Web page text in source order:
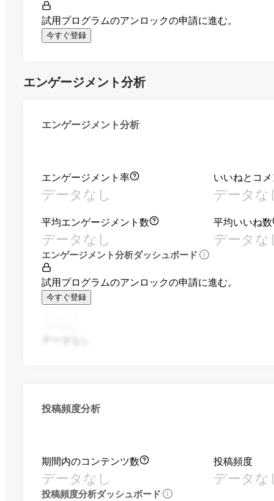
試用プログラムのアンロックの申請に進む。
今すぐ登録
エンゲージメント分析
エンゲージメント分析
エンゲージメント率
データなし
いいねとコ
データな
平均エンゲージメント数
データなし
平均いいね数
データな
エンゲージメント分析ダッシュボード
試用プログラムのアンロックの申請に進む。
今すぐ登録
投稿頻度分析
期間内のコンテンツ数
データなし
投稿頻度
データな
投稿頻度分析ダッシュボード